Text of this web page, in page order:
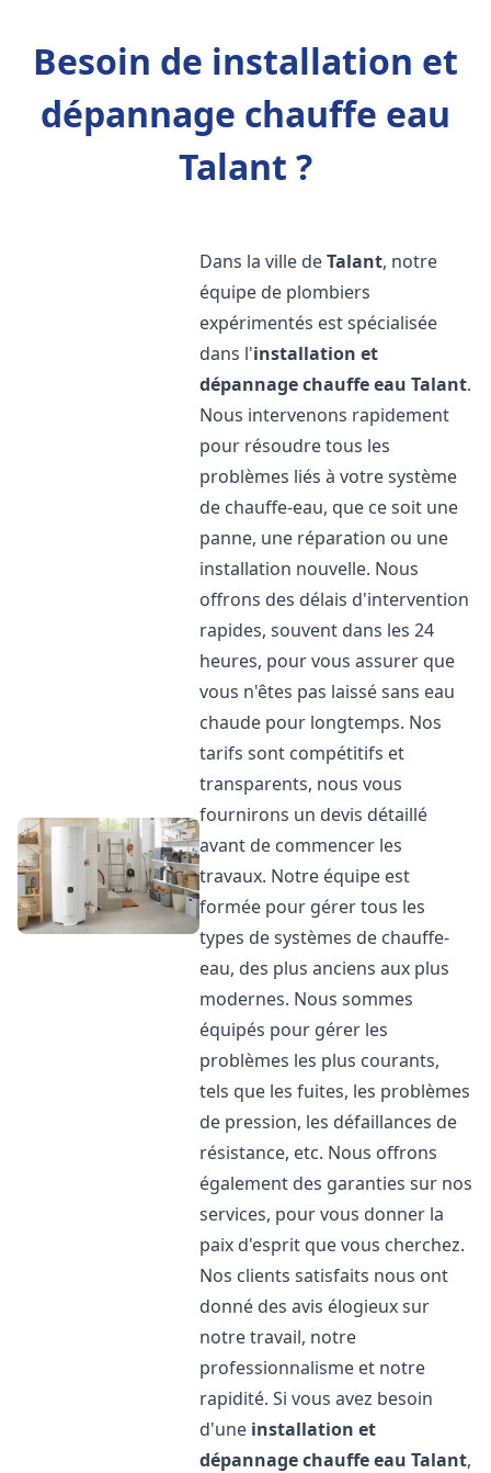
Besoin de installation et
dépannage chauffe eau
Talant ?
Dans la ville deTalant, notre
équipe de plombiers
expérimentés est spécialisée
dans l'installation et
dépannage chauffe eau Talant.
Nous intervenons rapidement
pour résoudre tous les
problèmes liés à votre système
de chauffe-eau, que ce soit une
panne, une réparation ou une
installation nouvelle. Nous
offrons des délais d'intervention
rapides, souvent dans les 24
heures, pour vous assurer que
vous n'êtes pas laissé sans eau
chaude pour longtemps. Nos
tarifs sont compétitifs et
transparents, nous vous
fournirons un devis détaillé
avant de commencer les
travaux. Notre équipe est
formée pour gérer tous les
types de systèmes de chauffe-
eau, des plus anciens aux plus
modernes. Nous sommes
équipés pour gérer les
problèmes les plus courants,
tels que les fuites, les problèmes
de pression, les défaillances de
résistance, etc. Nous offrons
également des garanties sur nos
services, pour vous donner la
paix d'esprit que vous cherchez.
Nos clients satisfaits nous ont
donné des avis élogieux sur
notre travail, notre
professionnalisme et notre
rapidité. Si vous avez besoin
d'une installation et
dépannage chauffe eau Talant,